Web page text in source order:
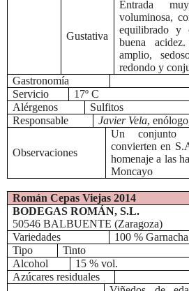
Gustativa
Entrada
voluminosa,
equilibrado y
buena
amplio,
redondo y
Gastronomía
Servicio
17º C
Alérgenos
Sulfitos
Responsable
Javier Vela,
Observaciones
Un conjunto
convierten en
homenaje a las
Moncayo
Román Cepas Viejas 2014
BODEGAS ROMÁN, S.L.
50546 BALBUENTE (Zaragoza)
Variedades
100 % Garnacha
Tipo
Tinto
Alcohol
15 % vol.
Azúcares residuales